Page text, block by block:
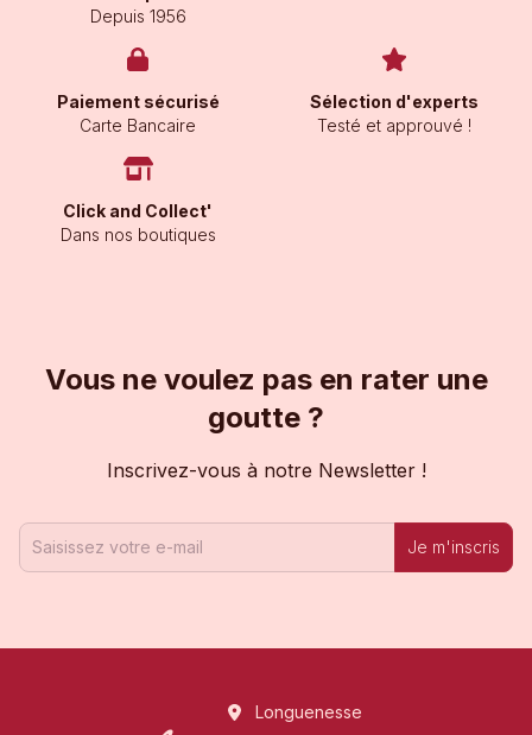
Depuis 1956
Paiement sécurisé
Carte Bancaire
Sélection d'experts
Testé et approuvé !
Click and Collect'
Dans nos boutiques
Vous ne voulez pas en rater une
goutte ?
Inscrivez-vous à notre Newsletter !
Je m'inscris
Longuenesse